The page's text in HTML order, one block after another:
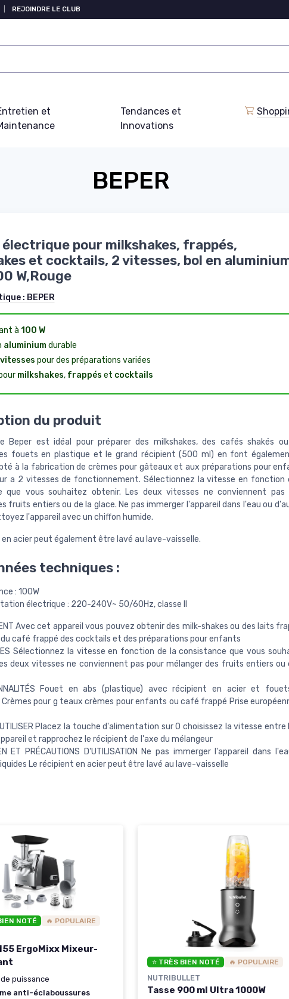
REJOINDRE LE CLUB
et
Tendances et
Innovations
BEPER
pour milkshakes, frappés,
et cocktails, 2 vitesses, bol en
W,Rouge
: BEPER
à 100 W
aluminiumdurable
vitesses pour des préparations variées
milkshakes, frappés et cocktails
du produit
Beper est idéal pour préparer des milkshakes, des cafés shakés
fouets en plastique et le grand récipient (500 ml) en font
à la fabrication de crèmes pour gâteaux et aux préparations pour
a 2 vitesses de fonctionnement. Sélectionnez la vitesse en fonction
que vous souhaitez obtenir. Les deux vitesses ne conviennent pas
fruits entiers ou de la glace. Ne pas immerger l'appareil dans l'eau ou
l'appareil avec un chiffon humide.
en acier peut également être lavé au lave-vaisselle.
techniques :
: 100W
électrique : 220-240V~ 50/60Hz, classe II
Avec cet appareil vous pouvez obtenir des milk-shakes ou des laits
café frappé des cocktails et des préparations pour enfants
Sélectionnez la vitesse en fonction de la consistance que vous
deux vitesses ne conviennent pas pour mélanger des fruits entiers ou
Fouet en abs (plastique) avec récipient en acier et
pour g teaux crèmes pour enfants ou café frappé Prise
UTILISER Placez la touche d'alimentation sur 0 choisissez la vitesse entre I
et rapprochez le récipient de l'axe du mélangeur
ET PRÉCAUTIONS D'UTILISATION Ne pas immerger l'appareil dans
Le récipient en acier peut être lavé au lave-vaisselle
NOTÉ 🔥 POPULAIRE
ErgoMixx Mixeur-
de puissance
anti-éclaboussures
⭐ TRÈS BIEN NOTÉ 🔥 POPULAIRE
NUTRIBULLET
Tasse 900 ml Ultra 1000W